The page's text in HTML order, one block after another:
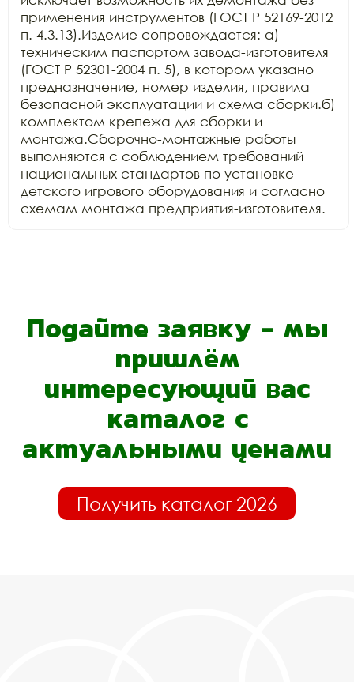
применения инструментов (ГОСТ Р 52169-2012
п. 4.3.13).Изделие сопровождается: а)
техническим паспортом завода-изготовителя
(ГОСТ Р 52301-2004 п. 5), в котором указано
предназначение, номер изделия, правила
безопасной эксплуатации и схема сборки.б)
комплектом крепежа для сборки и
монтажа.Сборочно-монтажные работы
выполняются с соблюдением требований
национальных стандартов по установке
детского игрового оборудования и согласно
схемам монтажа предприятия-изготовителя.
Подайте заявку - мы
пришлём
интересующий вас
каталог с
актуальными ценами
Получить каталог 2026